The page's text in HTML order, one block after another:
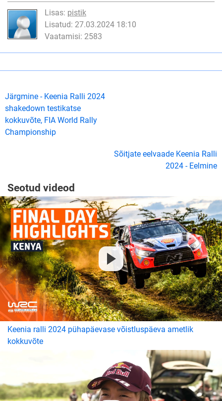
Lisas: pistik
Lisatud: 27.03.2024 18:10
Vaatamisi: 2583
Järgmine - Keenia Ralli 2024
shakedown testikatse
kokkuvõte, FIA World Rally
Championship
Sõitjate eelvaade Keenia Ralli
2024 - Eelmine
Seotud videod
Keenia ralli 2024 pühapäevase võistluspäeva ametlik
kokkuvõte